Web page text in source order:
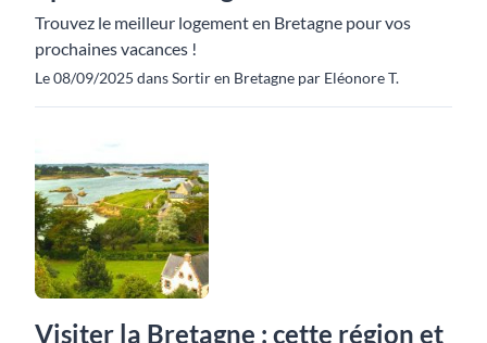
Trouvez le meilleur logement en Bretagne pour vos
prochaines vacances !
Le 08/09/2025 dans Sortir en Bretagne par Eléonore T.
Visiter la Bretagne : cette région et